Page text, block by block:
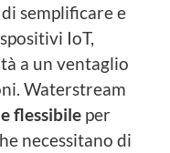
semplificare e
IoT,
a un ventaglio
Waterstream
flessibile per
necessitano di